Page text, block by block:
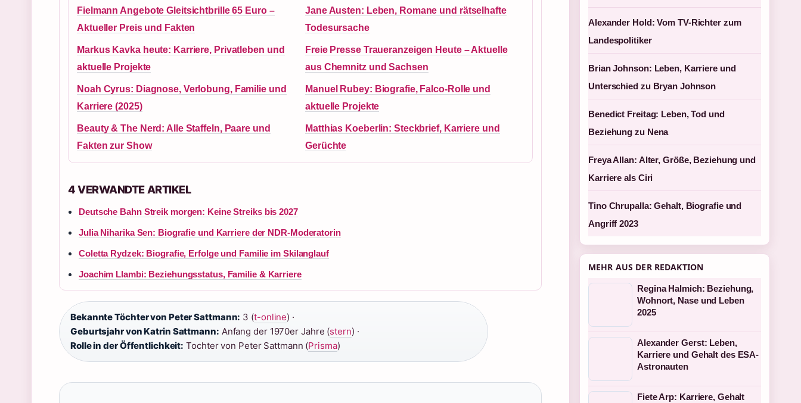
Fielmann Angebote Gleitsichtbrille 65 Euro –
Aktueller Preis und Fakten
Jane Austen: Leben, Romane und rätselhafte
Todesursache
Markus Kavka heute: Karriere, Privatleben und
aktuelle Projekte
Freie Presse Traueranzeigen Heute – Aktuelle
aus Chemnitz und Sachsen
Noah Cyrus: Diagnose, Verlobung, Familie und
Karriere (2025)
Manuel Rubey: Biografie, Falco-Rolle und
aktuelle Projekte
Beauty & The Nerd: Alle Staffeln, Paare und
Fakten zur Show
Matthias Koeberlin: Steckbrief, Karriere und
Gerüchte
4 VERWANDTE ARTIKEL
Deutsche Bahn Streik morgen: Keine Streiks bis 2027
Julia Niharika Sen: Biografie und Karriere der NDR-Moderatorin
Coletta Rydzek: Biografie, Erfolge und Familie im Skilanglauf
Joachim Llambi: Beziehungsstatus, Familie & Karriere
Bekannte Töchter von Peter Sattmann: 3 (t-online) ·
Geburtsjahr von Katrin Sattmann: Anfang der 1970er Jahre (stern) ·
Rolle in der Öffentlichkeit: Tochter von Peter Sattmann (Prisma)
Alexander Hold: Vom TV-Richter zum
Landespolitiker
Brian Johnson: Leben, Karriere und
Unterschied zu Bryan Johnson
Benedict Freitag: Leben, Tod und
Beziehung zu Nena
Freya Allan: Alter, Größe, Beziehung und
Karriere als Ciri
Tino Chrupalla: Gehalt, Biografie und
Angriff 2023
MEHR AUS DER REDAKTION
Regina Halmich: Beziehung,
Wohnort, Nase und Leben
2025
Alexander Gerst: Leben,
Karriere und Gehalt des ESA-
Astronauten
Fiete Arp: Karriere, Gehalt